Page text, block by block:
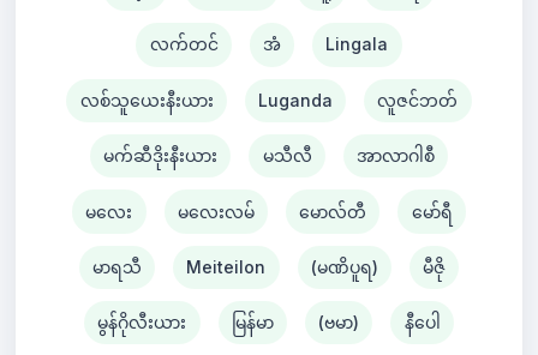
လက်တင် အံ Lingala
လစ်သူယေးနီးယား Luganda လူဇင်ဘတ်
မက်ဆီဒိုးနီးယား မသီလီ အာလာဂါစီ
မလေး မလေးလမ် မောလ်တီ မော်ရီ
မာရသီ Meiteilon (မဏိပူရ) မီဇို
မွန်ဂိုလီးယား မြန်မာ (ဗမာ) နီပေါ